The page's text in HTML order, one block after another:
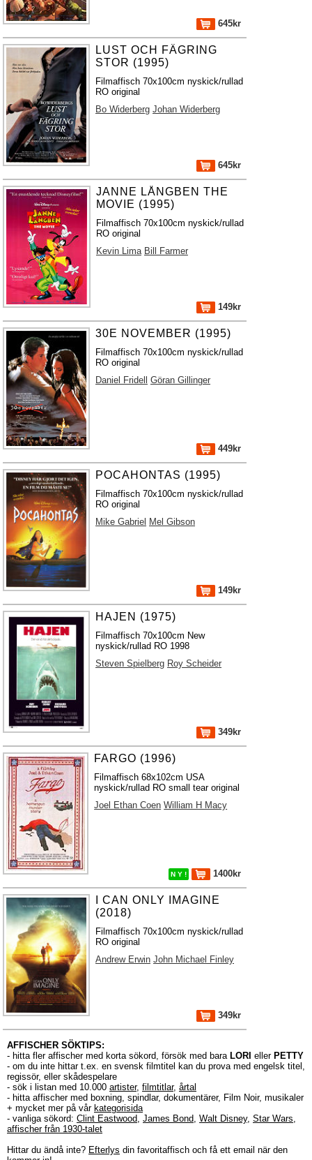
645kr
LUST OCH FÄGRING
STOR (1995)
Filmaffisch 70x100cm nyskick/rullad
RO original
Bo Widerberg Johan Widerberg
645kr
JANNE LÅNGBEN THE
MOVIE (1995)
Filmaffisch 70x100cm nyskick/rullad
RO original
Kevin Lima Bill Farmer
149kr
30E NOVEMBER (1995)
Filmaffisch 70x100cm nyskick/rullad
RO original
Daniel Fridell
Göran Gillinger
449kr
POCAHONTAS (1995)
Filmaffisch 70x100cm nyskick/rullad
RO original
Mike Gabriel Mel Gibson
149kr
HAJEN (1975)
Filmaffisch 70x100cm New
nyskick/rullad RO 1998
Steven Spielberg Roy Scheider
349kr
FARGO (1996)
Filmaffisch 68x102cm USA
nyskick/rullad RO small tear original
Joel Ethan Coen William H Macy
N Y ! 1400kr
I CAN ONLY IMAGINE
(2018)
Filmaffisch 70x100cm nyskick/rullad
RO original
Andrew Erwin John Michael Finley
349kr
AFFISCHER SÖKTIPS:
- hitta fler affischer med korta sökord, försök med bara LORI eller PETTY
- om du inte hittar t.ex. en svensk filmtitel kan du prova med engelsk titel,
regissör, eller skådespelare
- sök i listan med 10.000 artister, filmtitlar, årtal
- hitta affischer med boxning, spindlar, dokumentärer, Film Noir, musikaler
+ mycket mer på vår kategorisida
- vanliga sökord: Clint Eastwood, James Bond, Walt Disney, Star Wars,
affischer från 1930-talet
Hittar du ändå inte? Efterlys din favoritaffisch och få ett email när den